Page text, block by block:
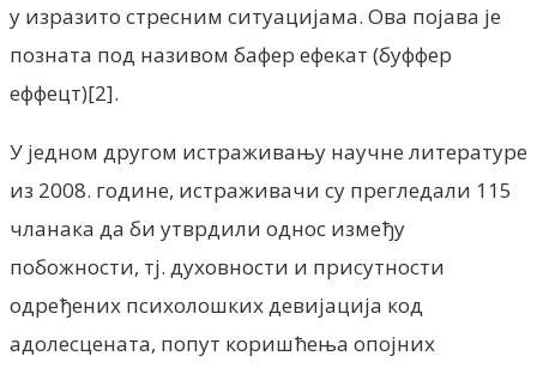
у изразито стресним ситуацијама. Ова појава је
позната под називом бафер ефекат (буффер
еффецт)[2].
У једном другом истраживању научне литературе
из 2008. године, истраживачи су прегледали 115
чланака да би утврдили однос између
побожности, тј. духовности и присутности
одређених психолошких девијација код
адолесцената, попут коришћења опојних